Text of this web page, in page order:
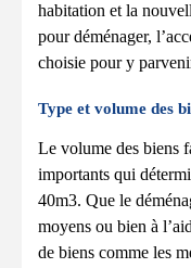
habitation et la
pour déménager,
choisie pour y
Type et volume des
Le volume des biens
importants qui
40m3. Que le
moyens ou bien à
de biens comme les